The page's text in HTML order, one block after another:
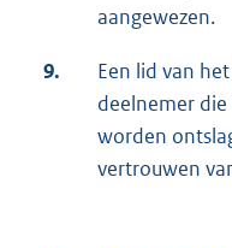
aangewezen.
9.
Een lid van
deelnemer
worden
vertrouwen